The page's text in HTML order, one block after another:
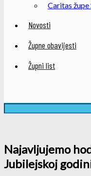
Caritas župe
Novosti
Župne obavijesti
Župni list
Najavljujemo
Jubilejskoj